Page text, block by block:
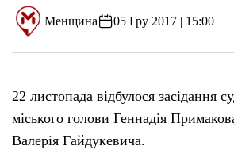
Тексти
Про нас
Менщина 05 Гру 2017 | 15:00
22 листопада відбулося засідання
міського голови Геннадія
Валерія Гайдукевича.